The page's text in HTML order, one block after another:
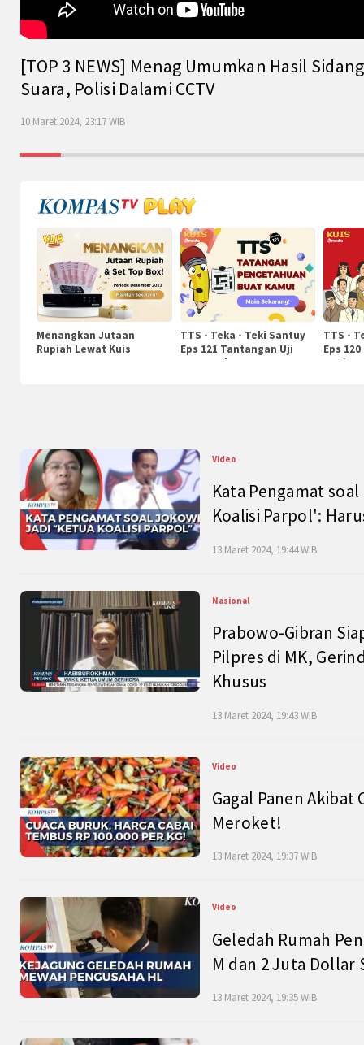
[TOP 3 NEWS] Menag Umumkan Hasil
Suara, Polisi Dalami CCTV
10 Maret 2024, 23:17 WIB
Menangkan Jutaan
Rupiah Lewat Kuis
TTS - Teka - Teki Santuy
Eps 121 Tantangan Uji
Pengetahuan
TTS -
Eps
Video
Kata Pengamat
Koalisi Parpol':
13 Maret 2024, 19:44 WIB
Nasional
Prabowo-Gibran
Pilpres di MK,
Khusus
13 Maret 2024, 19:43 WIB
Video
Gagal Panen Akibat
Meroket!
13 Maret 2024, 19:37 WIB
Video
Geledah Rumah
M dan 2 Juta Dollar
13 Maret 2024, 19:35 WIB